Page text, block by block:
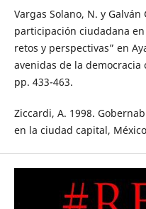
Vargas Solano, N. y Galván
participación ciudadana
retos y perspectivas” en
avenidas de la democracia
pp. 433-463.
Ziccardi, A. 1998.
en la ciudad capital,